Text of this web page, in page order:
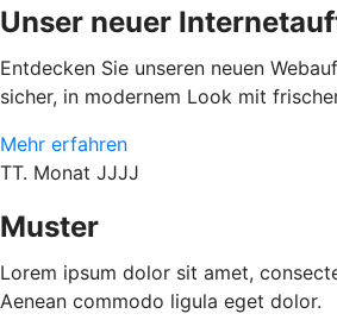
Unser neuer
Entdecken Sie unseren neuen
sicher, in modernem Look mit
Mehr erfahren
TT. Monat JJJJ
Muster
Lorem ipsum dolor sit amet,
Aenean commodo ligula eget dolor.